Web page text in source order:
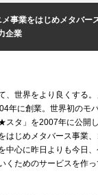
事業をはじめメタバー
企業
、世界をより良くする。
年に創業。世界初のモ
スタ」を2007年に公開
はじめメタバース事業、
中心に昨日よりも今日、
くためのサービスを作